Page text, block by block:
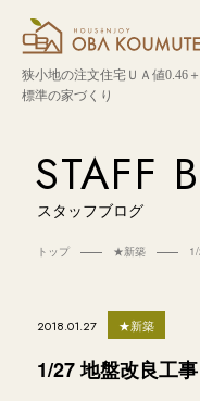
狭小地の注文住宅ＵＡ値0.46
標準の家づくり
STAFF
スタッフブログ
トップ ★新築
2018.01.27 ★新築
1/27 地盤改良工事